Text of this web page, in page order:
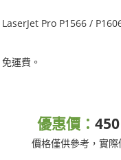
Pro P1566 /
運費。
優惠價：450
價格僅供參考，實際